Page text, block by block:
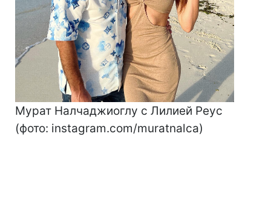
Мурат Налчаджиоглу с Лилией Реус
(фото: instagram.com/muratnalca)